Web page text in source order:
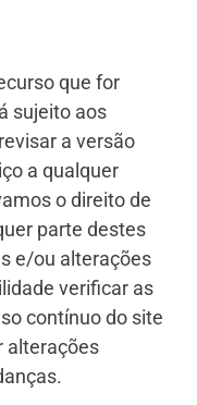
que for
sujeito aos
a versão
a qualquer
o direito de
parte destes
e/ou alterações
verificar as
contínuo do site
alterações